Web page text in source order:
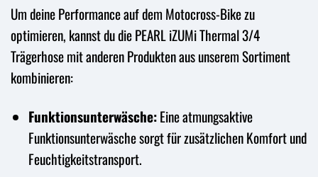
Um deine Performance auf dem Motocross-Bike zu
optimieren, kannst du die PEARL iZUMi Thermal 3/4
Trägerhose mit anderen Produkten aus unserem Sortiment
kombinieren:
Funktionsunterwäsche:Eine atmungsaktive
Funktionsunterwäsche sorgt für zusätzlichen Komfort und
Feuchtigkeitstransport.